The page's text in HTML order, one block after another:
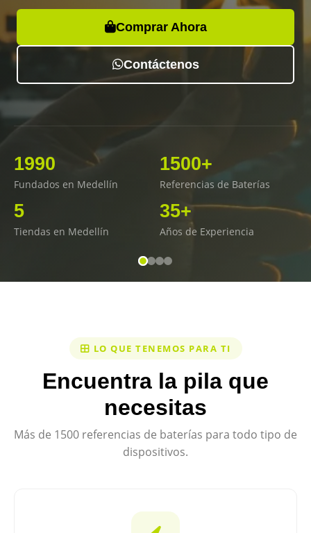
Comprar Ahora
Contáctenos
1990
Fundados en Medellín
1500+
Referencias de Baterías
5
Tiendas en Medellín
35+
Años de Experiencia
LO QUE TENEMOS PARA TI
Encuentra la pila que
necesitas
Más de 1500 referencias de baterías para todo tipo de
dispositivos.